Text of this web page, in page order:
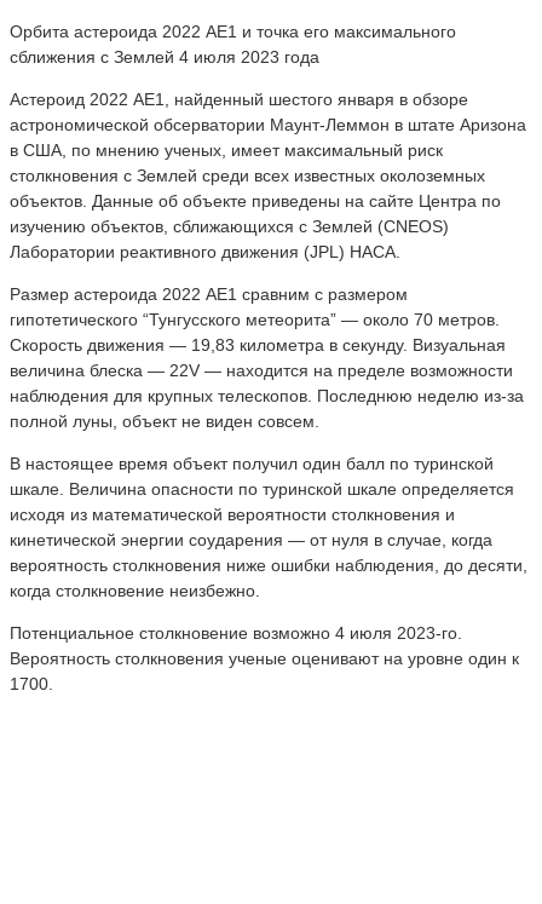
Орбита астероида 2022 АЕ1 и точка его максимального
сближения с Землей 4 июля 2023 года
Астероид 2022 AE1, найденный шестого января в обзоре
астрономической обсерватории Маунт-Леммон в штате Аризона
в США, по мнению ученых, имеет максимальный риск
столкновения с Землей среди всех известных околоземных
объектов. Данные об объекте приведены на сайте Центра по
изучению объектов, сближающихся с Землей (CNEOS)
Лаборатории реактивного движения (JPL) НАСА.
Размер астероида 2022 AE1 сравним с размером
гипотетического “Тунгусского метеорита” — около 70 метров.
Скорость движения — 19,83 километра в секунду. Визуальная
величина блеска — 22V — находится на пределе возможности
наблюдения для крупных телескопов. Последнюю неделю из-за
полной луны, объект не виден совсем.
В настоящее время объект получил один балл по туринской
шкале. Величина опасности по туринской шкале определяется
исходя из математической вероятности столкновения и
кинетической энергии соударения — от нуля в случае, когда
вероятность столкновения ниже ошибки наблюдения, до десяти,
когда столкновение неизбежно.
Потенциальное столкновение возможно 4 июля 2023-го.
Вероятность столкновения ученые оценивают на уровне один к
1700.